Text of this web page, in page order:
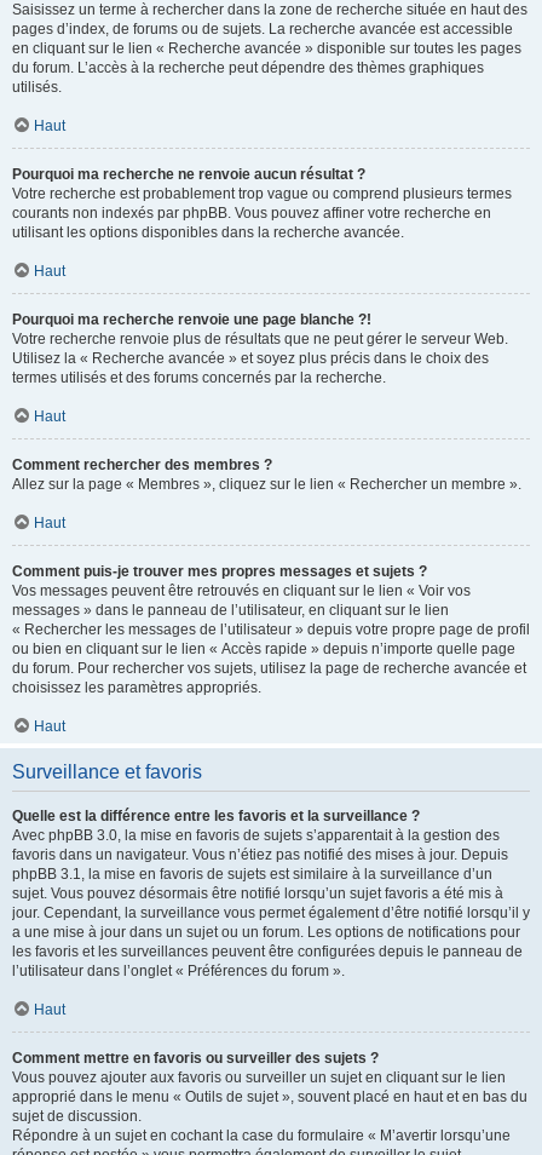
Saisissez un terme à rechercher dans la zone de recherche située en haut des
pages d’index, de forums ou de sujets. La recherche avancée est accessible
en cliquant sur le lien « Recherche avancée » disponible sur toutes les pages
du forum. L’accès à la recherche peut dépendre des thèmes graphiques
utilisés.
Haut
Pourquoi ma recherche ne renvoie aucun résultat ?
Votre recherche est probablement trop vague ou comprend plusieurs termes
courants non indexés par phpBB. Vous pouvez affiner votre recherche en
utilisant les options disponibles dans la recherche avancée.
Haut
Pourquoi ma recherche renvoie une page blanche ?!
Votre recherche renvoie plus de résultats que ne peut gérer le serveur Web.
Utilisez la « Recherche avancée » et soyez plus précis dans le choix des
termes utilisés et des forums concernés par la recherche.
Haut
Comment rechercher des membres ?
Allez sur la page « Membres », cliquez sur le lien « Rechercher un membre ».
Haut
Comment puis-je trouver mes propres messages et sujets ?
Vos messages peuvent être retrouvés en cliquant sur le lien « Voir vos
messages » dans le panneau de l’utilisateur, en cliquant sur le lien
« Rechercher les messages de l’utilisateur » depuis votre propre page de profil
ou bien en cliquant sur le lien « Accès rapide » depuis n’importe quelle page
du forum. Pour rechercher vos sujets, utilisez la page de recherche avancée et
choisissez les paramètres appropriés.
Haut
Surveillance et favoris
Quelle est la différence entre les favoris et la surveillance ?
Avec phpBB 3.0, la mise en favoris de sujets s’apparentait à la gestion des
favoris dans un navigateur. Vous n’étiez pas notifié des mises à jour. Depuis
phpBB 3.1, la mise en favoris de sujets est similaire à la surveillance d’un
sujet. Vous pouvez désormais être notifié lorsqu’un sujet favoris a été mis à
jour. Cependant, la surveillance vous permet également d’être notifié lorsqu’il y
a une mise à jour dans un sujet ou un forum. Les options de notifications pour
les favoris et les surveillances peuvent être configurées depuis le panneau de
l’utilisateur dans l’onglet « Préférences du forum ».
Haut
Comment mettre en favoris ou surveiller des sujets ?
Vous pouvez ajouter aux favoris ou surveiller un sujet en cliquant sur le lien
approprié dans le menu « Outils de sujet », souvent placé en haut et en bas du
sujet de discussion.
Répondre à un sujet en cochant la case du formulaire « M’avertir lorsqu’une